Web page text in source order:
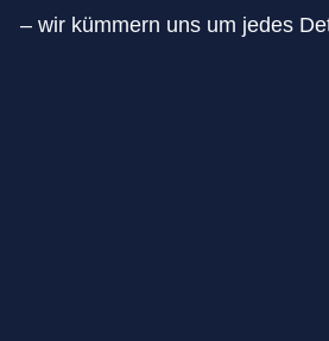
– wir kümmern uns um jedes